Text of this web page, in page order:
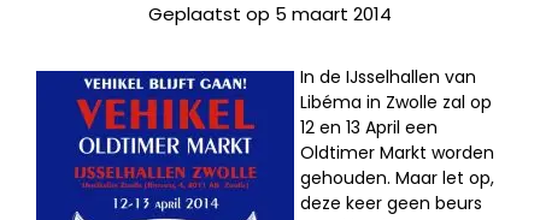
Geplaatst op 5 maart 2014
In de IJsselhallen van
Libéma in Zwolle zal op
12 en 13 April een
Oldtimer Markt worden
gehouden. Maar let op,
deze keer geen beurs